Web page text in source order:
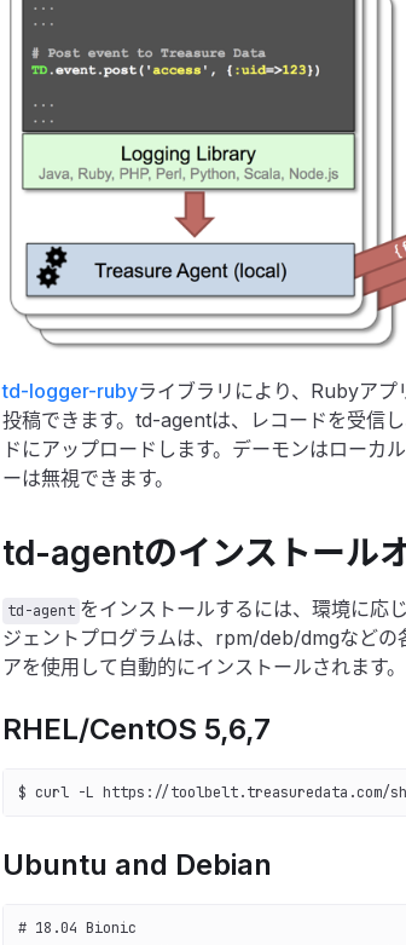
td-logger-rubyライブラリにより、Rubyア
投稿できます。td-agentは、レコードを受信
ドにアップロードします。デーモンはローカ
ーは無視できます。
td-agentのインストール
td-agent をインストールするには、環境に応
ジェントプログラムは、rpm/deb/dmgなどの
アを使用して自動的にインストールされます。
RHEL/CentOS 5,6,7
$ curl -L https://toolbelt.treasuredata.com/
Ubuntu and Debian
# 18.04 Bionic